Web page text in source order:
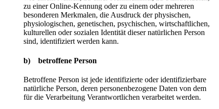
zu einer Online-Kennung oder zu einem oder mehreren
besonderen Merkmalen, die Ausdruck der physischen,
physiologischen, genetischen, psychischen, wirtschaftlichen,
kulturellen oder sozialen Identität dieser natürlichen Person
sind, identifiziert werden kann.
b) betroffene Person
Betroffene Person ist jede identifizierte oder identifizierbare
natürliche Person, deren personenbezogene Daten von dem
für die Verarbeitung Verantwortlichen verarbeitet werden.